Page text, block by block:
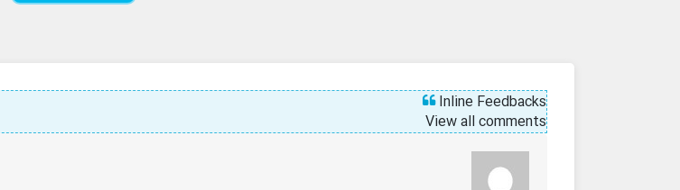
Inline Feedbacks
View all comments